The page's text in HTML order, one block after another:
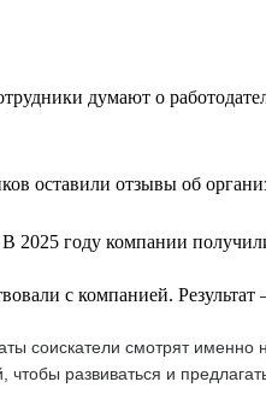
думают о
оставили отзывы об
2025 году компании
с компанией.
соискатели смотрят
развиваться и